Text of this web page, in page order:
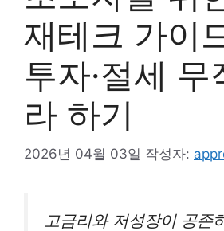
재테크 가이
투자·절세
라 하기
2026년 04월 03일 작성자:
고금리와 저성장이 공존